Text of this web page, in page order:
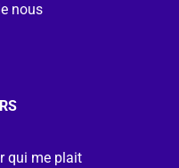
nous
qui me plait